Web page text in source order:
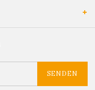
SENDEN